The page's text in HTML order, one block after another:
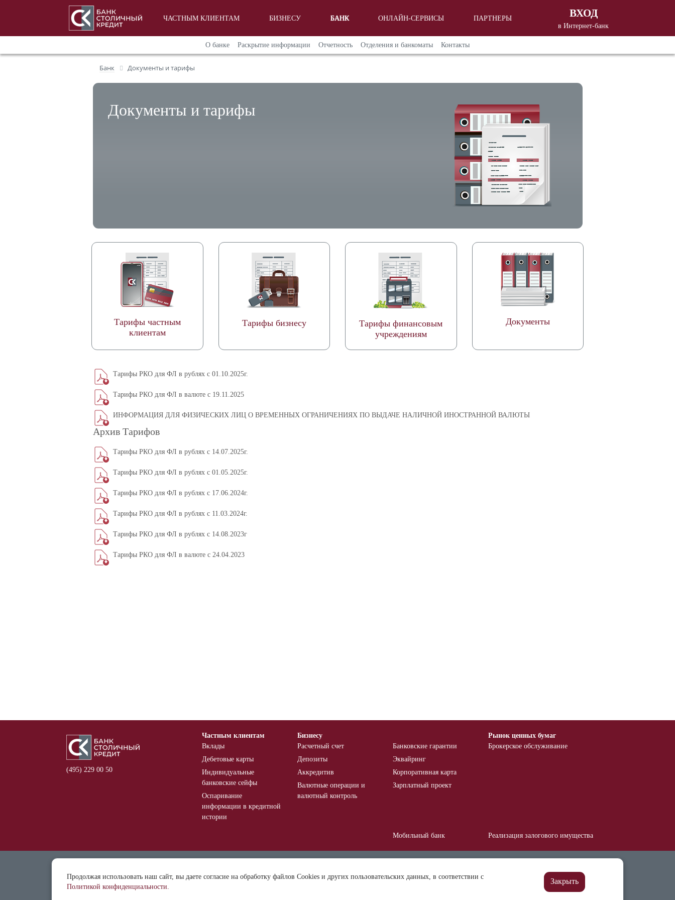
ЧАСТНЫМ КЛИЕНТАМ БИЗНЕСУ БАНК ОНЛАЙН-СЕРВИСЫ ПАРТНЕРЫ ВХОД
в Интернет-банк
корпоративных клиентов
О банке Раскрытие информации Отчетность Отделения и банкоматы Контакты
Банк Документы и тарифы
Документы и тарифы
Тарифы частным
клиентам
Тарифы бизнесу
Тарифы финансовым
учреждениям
Документы
Тарифы РКО для ФЛ в рублях с 01.10.2025г.
Тарифы РКО для ФЛ в валюте c 19.11.2025
ИНФОРМАЦИЯ ДЛЯ ФИЗИЧЕСКИХ ЛИЦ О ВРЕМЕННЫХ ОГРАНИЧЕНИЯХ ПО ВЫДАЧЕ НАЛИЧНОЙ ИНОСТРАННОЙ ВАЛЮТЫ
Архив Тарифов
Тарифы РКО для ФЛ в рублях с 14.07.2025г.
Тарифы РКО для ФЛ в рублях с 01.05.2025г.
Тарифы РКО для ФЛ в рублях с 17.06.2024г.
Тарифы РКО для ФЛ в рублях с 11.03.2024г.
Тарифы РКО для ФЛ в рублях с 14.08.2023г
Тарифы РКО для ФЛ в валюте c 24.04.2023
(495) 229 00 50
Частным клиентам
Вклады
Дебетовые карты
Индивидуальные
банковские сейфы
Оспаривание
информации в кредитной
истории
Бизнесу
Расчетный счет
Депозиты
Аккредитив
Валютные операции и
валютный контроль
Банковские гарантии
Эквайринг
Корпоративная карта
Зарплатный проект
Рынок ценных бумаг
Брокерское обслуживание
Мобильный банк Реализация залогового имущества
Документы и тарифы
Раскрытие информации
Система страхования
Продолжая использовать наш сайт, вы даете согласие на обработку файлов Cookies и других пользовательских данных, в соответствии с
Политикой конфиденциальности.
Закрыть